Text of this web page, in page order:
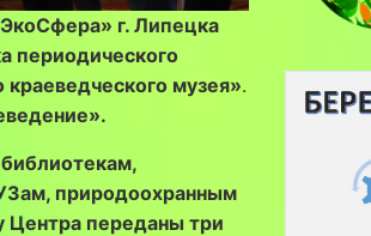
г. Липецка
периодического
музея».
природоохранным
Центра переданы три